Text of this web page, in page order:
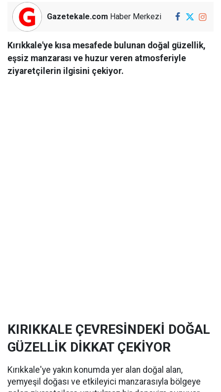
Gazetekale.com Haber Merkezi
Kırıkkale'ye kısa mesafede bulunan doğal güzellik,
eşsiz manzarası ve huzur veren atmosferiyle
ziyaretçilerin ilgisini çekiyor.
KIRIKKALE ÇEVRESİNDEKİ DOĞAL
GÜZELLİK DİKKAT ÇEKİYOR
Kırıkkale'ye yakın konumda yer alan doğal alan,
yemyeşil doğası ve etkileyici manzarasıyla bölgeye